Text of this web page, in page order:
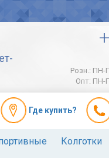
Розн.: ПН-
Опт: ПН-
Где купить?
Колготки